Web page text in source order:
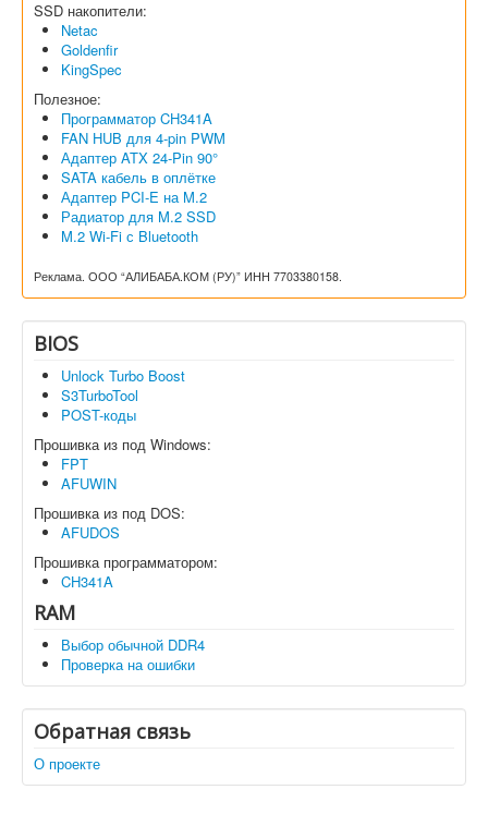
SSD накопители:
Netac
Goldenfir
KingSpec
Полезное:
Программатор CH341A
FAN HUB для 4-pin PWM
Адаптер ATX 24-Pin 90°
SATA кабель в оплётке
Адаптер PCI-E на M.2
Радиатор для M.2 SSD
M.2 Wi-Fi с Bluetooth
Реклама. ООО “АЛИБАБА.КОМ (РУ)” ИНН 7703380158.
BIOS
Unlock Turbo Boost
S3TurboTool
POST-коды
Прошивка из под Windows:
FPT
AFUWIN
Прошивка из под DOS:
AFUDOS
Прошивка программатором:
CH341A
RAM
Выбор обычной DDR4
Проверка на ошибки
Обратная связь
О проекте